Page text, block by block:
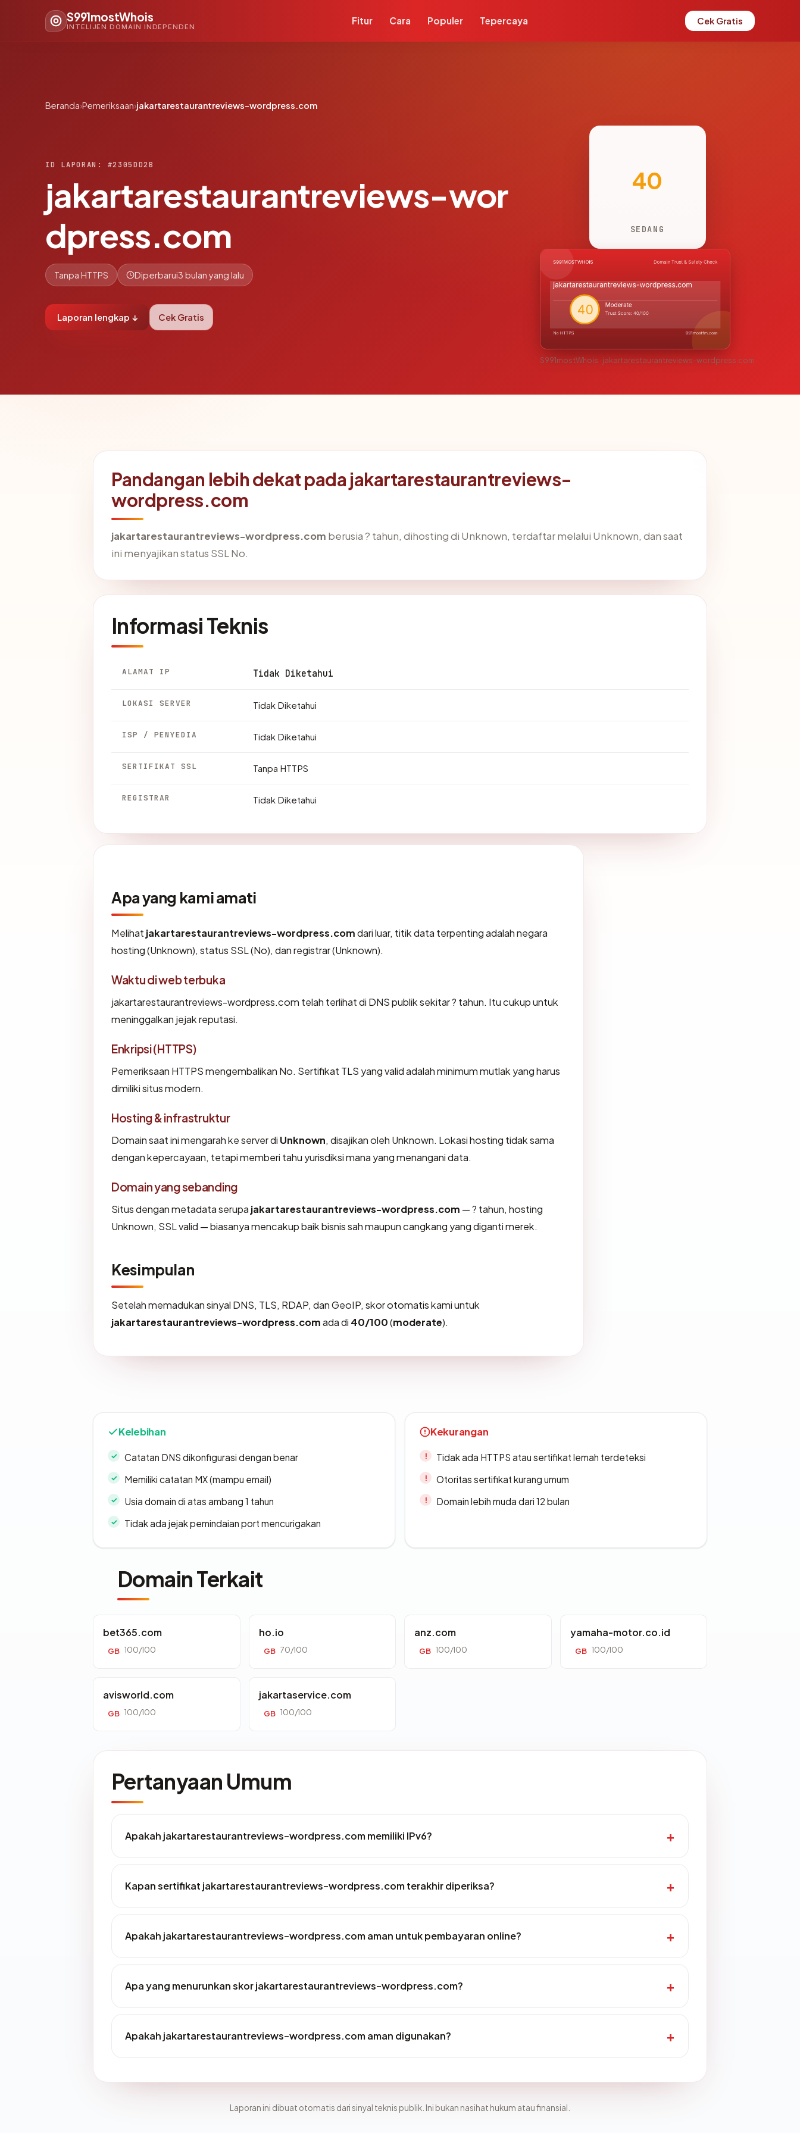
S991mostWhois
INTELIJEN DOMAIN INDEPENDEN
Fitur Cara Populer Tepercaya Cek Gratis
Beranda›Pemeriksaan›jakartarestaurantreviews-wordpress.com
ID LAPORAN: #2305DD2B
jakartarestaurantreviews-wor
dpress.com
Tanpa HTTPS Diperbarui3 bulan yang lalu
Laporan lengkap ↓ Cek Gratis
40
SEDANG
S991mostWhois · jakartarestaurantreviews-wordpress.com
Pandangan lebih dekat pada jakartarestaurantreviews-
wordpress.com
jakartarestaurantreviews-wordpress.com berusia ? tahun, dihosting di Unknown, terdaftar melalui Unknown, dan saat
ini menyajikan status SSL No.
Informasi Teknis
ALAMAT IP Tidak Diketahui
LOKASI SERVER Tidak Diketahui
ISP / PENYEDIA Tidak Diketahui
SERTIFIKAT SSL Tanpa HTTPS
REGISTRAR Tidak Diketahui
Apa yang kami amati
Melihat jakartarestaurantreviews-wordpress.comdari luar, titik data terpenting adalah negara
hosting (Unknown), status SSL (No), dan registrar (Unknown).
Waktu di web terbuka
jakartarestaurantreviews-wordpress.com telah terlihat di DNS publik sekitar ? tahun. Itu cukup untuk
meninggalkan jejak reputasi.
Enkripsi (HTTPS)
Pemeriksaan HTTPS mengembalikan No. Sertifikat TLS yang valid adalah minimum mutlak yang harus
dimiliki situs modern.
Hosting & infrastruktur
Domain saat ini mengarah ke server di Unknown, disajikan oleh Unknown. Lokasi hosting tidak sama
dengan kepercayaan, tetapi memberi tahu yurisdiksi mana yang menangani data.
Domain yang sebanding
Situs dengan metadata serupa jakartarestaurantreviews-wordpress.com — ? tahun, hosting
Unknown, SSL valid — biasanya mencakup baik bisnis sah maupun cangkang yang diganti merek.
Kesimpulan
Setelah memadukan sinyal DNS, TLS, RDAP, dan GeoIP, skor otomatis kami untuk
jakartarestaurantreviews-wordpress.comada di 40/100(moderate).
Kelebihan
Catatan DNS dikonfigurasi dengan benar
Memiliki catatan MX (mampu email)
Usia domain di atas ambang 1 tahun
Tidak ada jejak pemindaian port mencurigakan
Kekurangan
Tidak ada HTTPS atau sertifikat lemah terdeteksi
Otoritas sertifikat kurang umum
Domain lebih muda dari 12 bulan
Domain Terkait
bet365.com
GB 100/100
ho.io
GB 70/100
anz.com
GB 100/100
yamaha-motor.co.id
GB 100/100
avisworld.com
GB 100/100
jakartaservice.com
GB 100/100
Pertanyaan Umum
Apakah jakartarestaurantreviews-wordpress.com memiliki IPv6?
Kapan sertifikat jakartarestaurantreviews-wordpress.com terakhir diperiksa?
Apakah jakartarestaurantreviews-wordpress.com aman untuk pembayaran online?
Apa yang menurunkan skor jakartarestaurantreviews-wordpress.com?
Apakah jakartarestaurantreviews-wordpress.com aman digunakan?
Laporan ini dibuat otomatis dari sinyal teknis publik. Ini bukan nasihat hukum atau finansial.